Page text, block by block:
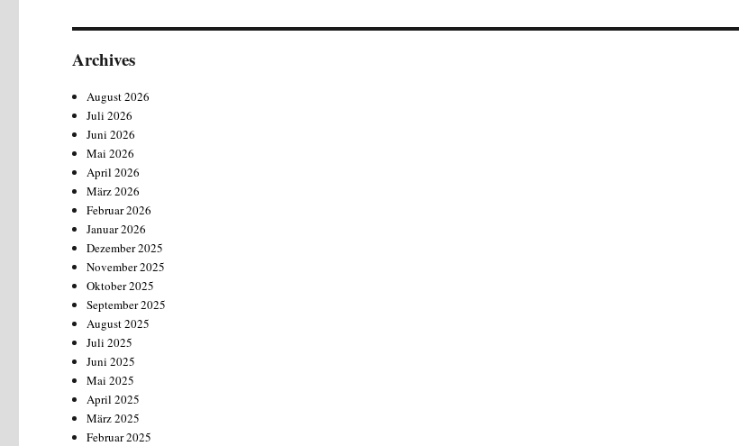
Archives
August 2026
Juli 2026
Juni 2026
Mai 2026
April 2026
März 2026
Februar 2026
Januar 2026
Dezember 2025
November 2025
Oktober 2025
September 2025
August 2025
Juli 2025
Juni 2025
Mai 2025
April 2025
März 2025
Februar 2025